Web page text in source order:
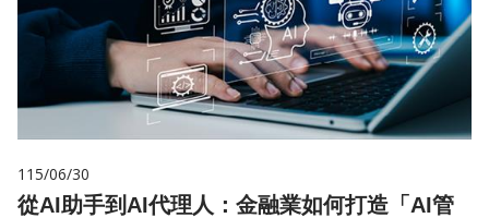
115/06/30
從AI助手到AI代理人：金融業如何打造「AI管